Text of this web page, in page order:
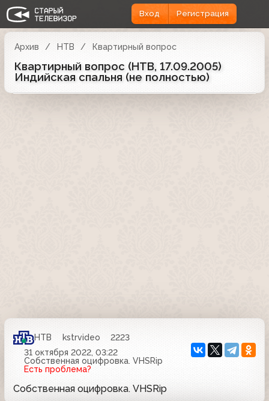
Вход Регистрация
Архив НТВ Квартирный вопрос
Квартирный вопрос (НТВ, 17.09.2005)
Индийская спальня (не полностью)
НТВ kstrvideo
2223
31 октября 2022, 03:22
Собственная оцифровка. VHSRip
Есть проблема?
Собственная оцифровка. VHSRip